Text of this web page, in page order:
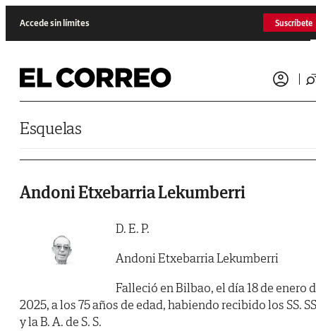
Accede sin límites Suscríbete
Esquelas
Andoni Etxebarria Lekumberri
D. E. P.
Andoni Etxebarria Lekumberri
Falleció en Bilbao, el día 18 de enero
2025, a los 75 años de edad, habiendo recibido los SS.
y la B. A. de S. S.